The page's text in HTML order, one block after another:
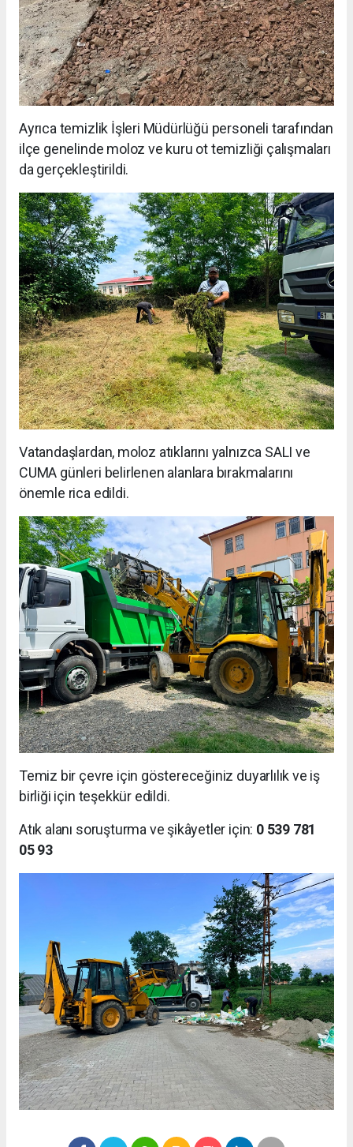
Ayrıca temizlik İşleri Müdürlüğü personeli tarafından
ilçe genelinde moloz ve kuru ot temizliği çalışmaları
da gerçekleştirildi.
Vatandaşlardan, moloz atıklarını yalnızca SALI ve
CUMA günleri belirlenen alanlara bırakmalarını
önemle rica edildi.
Temiz bir çevre için göstereceğiniz duyarlılık ve iş
birliği için teşekkür edildi.
Atık alanı soruşturma ve şikâyetler için: 0 539 781
05 93